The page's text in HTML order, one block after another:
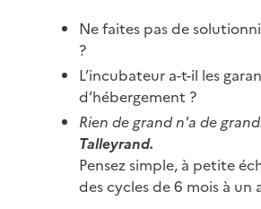
Ne faites pas de
?
L’incubateur a-t-il les
d’hébergement ?
Rien de grand n'a de
Talleyrand.
Pensez simple, à petite
des cycles de 6 mois à